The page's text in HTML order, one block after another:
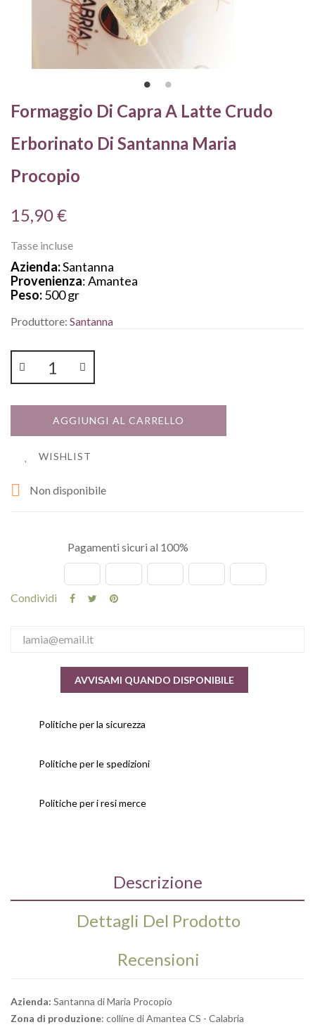
Formaggio Di Capra A Latte Crudo
Erborinato Di Santanna Maria
Procopio
15,90 €
Tasse incluse
Azienda:Santanna
Provenienza: Amantea
Peso:500 gr
Produttore: Santanna
AGGIUNGI AL CARRELLO
WISHLIST
 Non disponibile
Pagamenti sicuri al 100%
Condividi
AVVISAMI QUANDO DISPONIBILE
Politiche per la sicurezza
Politiche per le spedizioni
Politiche per i resi merce
Descrizione
Dettagli Del Prodotto
Recensioni
Azienda: Santanna di Maria Procopio
Zona di produzione: colline di Amantea CS - Calabria